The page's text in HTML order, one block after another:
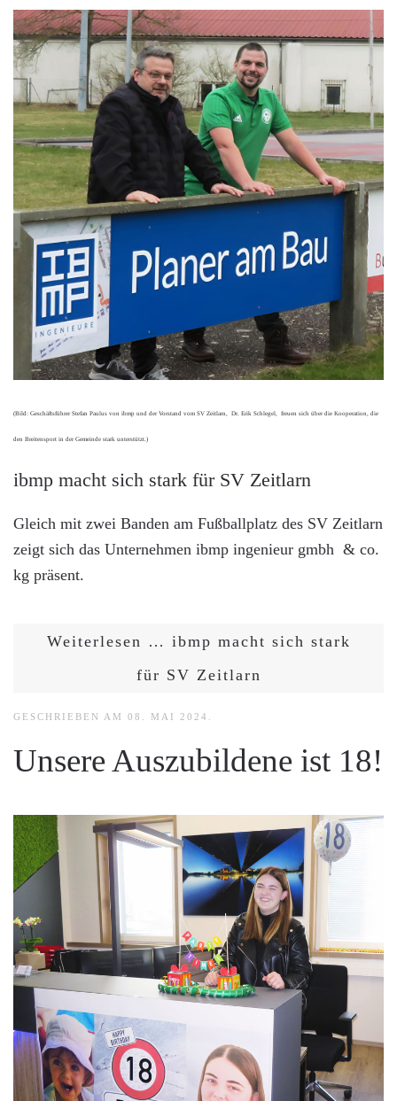
(Bild: Geschäftsführer Stefan Paulus von ibmp und der Vorstand vom SV Zeitlarn, Dr. Erik Schlegel, freuen sich über die Kooperation, die
den Breitensport in der Gemeinde stark unterstützt.)
ibmp macht sich stark für SV Zeitlarn
Gleich mit zwei Banden am Fußballplatz des SV Zeitlarn
zeigt sich das Unternehmen ibmp ingenieur gmbh & co.
kg präsent.
Weiterlesen … ibmp macht sich stark
für SV Zeitlarn
GESCHRIEBEN AM 08. MAI 2024
Unsere Auszubildene ist 18!